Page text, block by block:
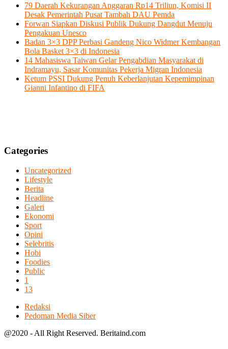
79 Daerah Kekurangan Anggaran Rp14 Triliun, Komisi II
Desak Pemerintah Pusat Tambah DAU Pemda
Forwan Siapkan Diskusi Publik Dukung Dangdut Menuju
Pengakuan Unesco
Badan 3×3 DPP Perbasi Gandeng Nico Widmer Kembangan
Bola Basket 3×3 di Indonesia
14 Mahasiswa Taiwan Gelar Pengabdian Masyarakat di
Indramayu, Sasar Komunitas Pekerja Migran Indonesia
Ketum PSSI Dukung Penuh Keberlanjutan Kepemimpinan
Gianni Infantino di FIFA
Categories
Uncategorized
Lifestyle
Berita
Headline
Galeri
Ekonomi
Sport
Opini
Selebritis
Hobi
Foodies
Public
1
13
Redaksi
Pedoman Media Siber
@2020 - All Right Reserved. Beritaind.com